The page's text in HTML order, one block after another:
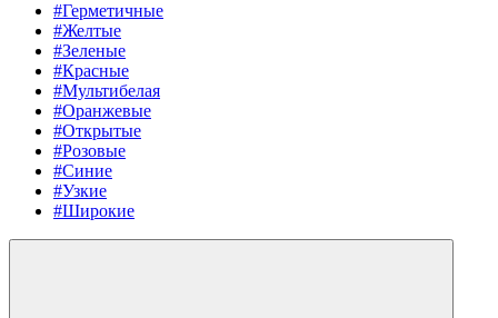
#Герметичные
#Желтые
#Зеленые
#Красные
#Мультибелая
#Оранжевые
#Открытые
#Розовые
#Синие
#Узкие
#Широкие